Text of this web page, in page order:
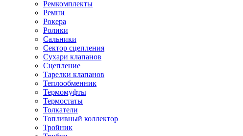
Ремкомплекты
Ремни
Рокера
Ролики
Сальники
Сектор сцепления
Сухари клапанов
Сцепление
Тарелки клапанов
Теплообменник
Термомуфты
Термостаты
Толкатели
Топливный коллектор
Тройник